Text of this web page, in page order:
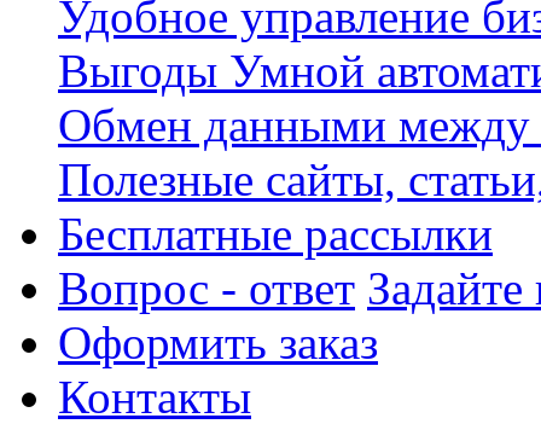
Удобное управление
Выгоды Умной
Обмен данными между
Полезные сайты,
Бесплатные рассылки
Вопрос - ответ
Оформить заказ
Контакты